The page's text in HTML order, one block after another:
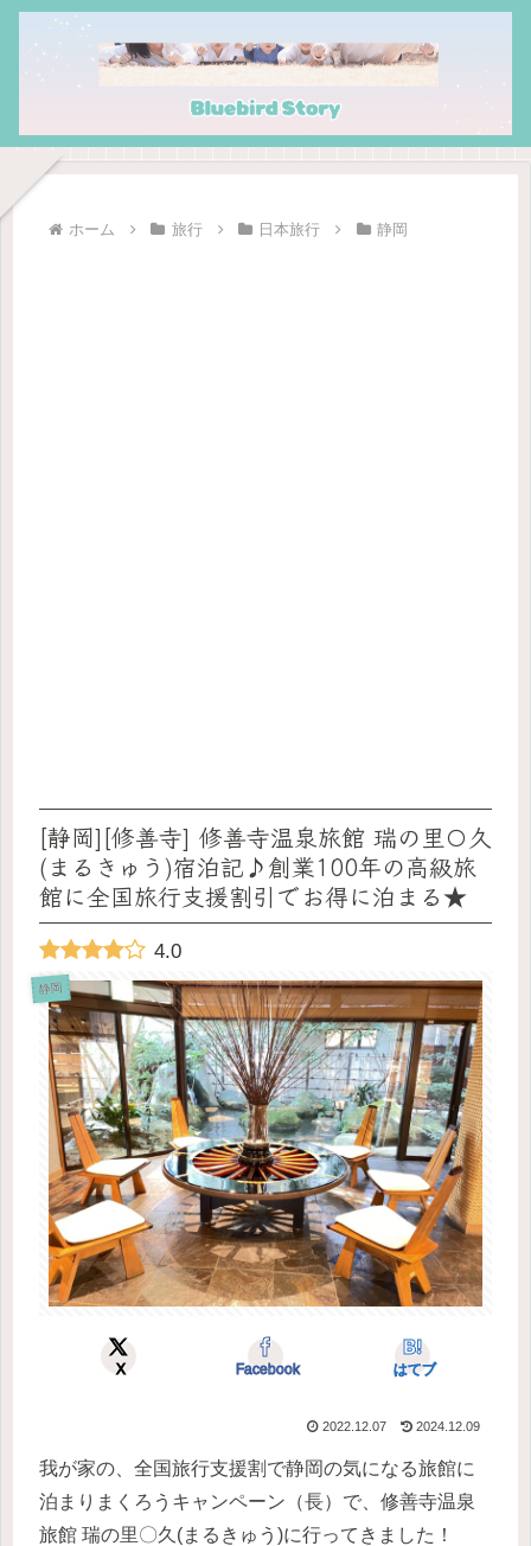
ホーム 旅行 日本旅行 静岡
[静岡][修善寺] 修善寺温泉旅館 瑞の里〇久
(まるきゅう)宿泊記♪創業100年の高級旅
館に全国旅行支援割引でお得に泊まる★
4.0
静岡
X Facebook はてブ
2022.12.07 2024.12.09
我が家の、全国旅行支援割で静岡の気になる旅館に
泊まりまくろうキャンペーン（長）で、修善寺温泉
旅館 瑞の里〇久(まるきゅう)に行ってきました！